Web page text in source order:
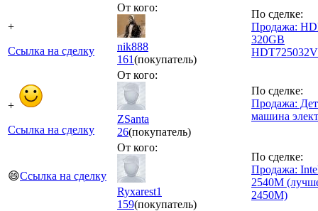
+
Ссылка на сделку
От кого:
nik888
161(покупатель)
По сделке:
Продажа:
320GB
+
Ссылка на сделку
От кого:
ZSanta
26(покупатель)
По сделке:
Продажа:
машина
😄Ссылка на сделку
От кого:
Ryxarest1
159(покупатель)
По сделке:
Продажа:
2540M
2450M)